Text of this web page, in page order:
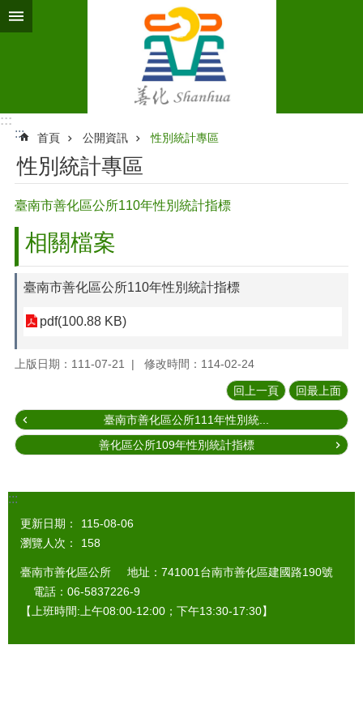
跳到主要內容區塊
:::
:::
首頁 公開資訊 性別統計專區
性別統計專區
臺南市善化區公所110年性別統計指標
相關檔案
臺南市善化區公所110年性別統計指標
pdf(100.88 KB)
上版日期：111-07-21 修改時間：114-02-24
回上一頁 回最上面
臺南市善化區公所111年性別統...
善化區公所109年性別統計指標
:::
更新日期：
115-08-06
瀏覽人次：
158
臺南市善化區公所 地址：741001台南市善化區建國路190號
電話：06-5837226-9
【上班時間:上午08:00-12:00；下午13:30-17:30】